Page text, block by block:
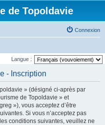
de Topoldavie
Connexion
Langue :
- Inscription
» (désigné ci-après par
de Topoldavie » et
»), vous acceptez d’être
Si vous n’acceptez pas
conditions suivantes, veuillez ne